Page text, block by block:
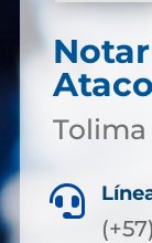
Ataco
Tolima
